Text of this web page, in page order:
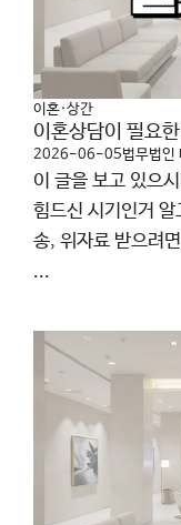
이혼·상간
이혼상담이 필요
2026-06-05법무법인
이 글을 보고 있으
힘드신 시기인거
송, 위자료 받으려
...